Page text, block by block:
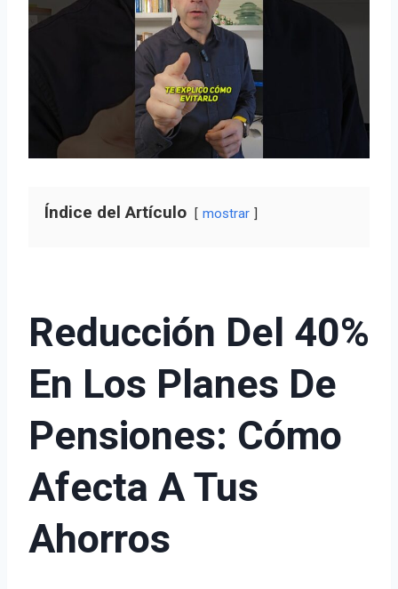
Índice del Artículo mostrar
Reducción Del 40%
En Los Planes De
Pensiones: Cómo
Afecta A Tus
Ahorros